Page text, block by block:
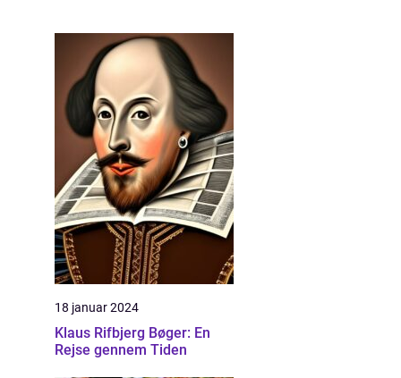
18 januar 2024
Klaus Rifbjerg Bøger: En
Rejse gennem Tiden